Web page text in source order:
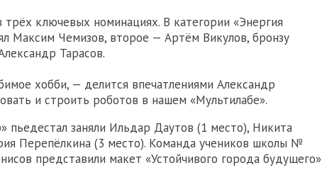
ключевых номинациях. В категории «Энергия
Максим Чемизов, второе — Артём Викулов, бронзу
Тарасов.
хобби, — делится впечатлениями Александр
и строить роботов в нашем «Мультилабе».
пьедестал заняли Ильдар Даутов (1 место), Никита
Перепёлкина (3 место). Команда учеников школы №
представили макет «Устойчивого города будущего»